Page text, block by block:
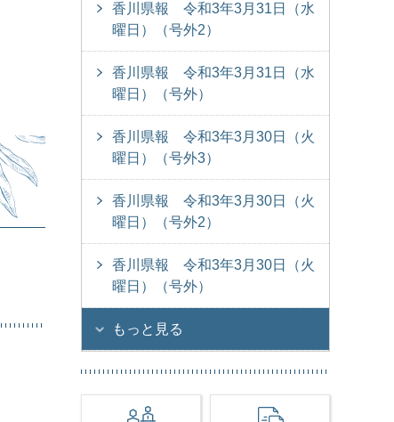
香川県報 令和3年3月31日（水
曜日）（号外2）
香川県報 令和3年3月31日（水
曜日）（号外）
香川県報 令和3年3月30日（火
曜日）（号外3）
香川県報 令和3年3月30日（火
曜日）（号外2）
香川県報 令和3年3月30日（火
曜日）（号外）
もっと見る